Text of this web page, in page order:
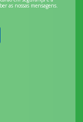
as nossas mensagens.